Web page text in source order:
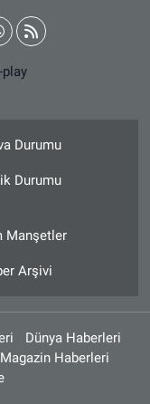
Durumu
Durumu
Manşetler
Arşivi
Dünya Haberleri
Magazin Haberleri